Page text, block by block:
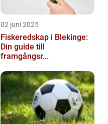
02 juni 2025
Fiskeredskap i Blekinge:
Din guide till
framgångsr...